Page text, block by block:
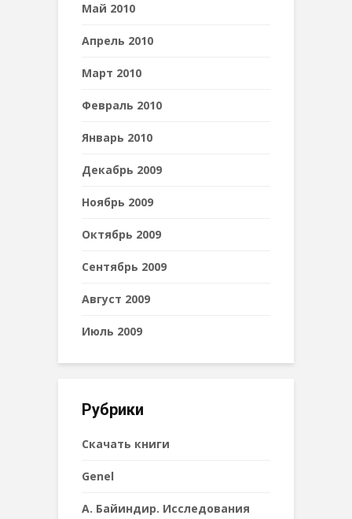
Май 2010
Апрель 2010
Март 2010
Февраль 2010
Январь 2010
Декабрь 2009
Ноябрь 2009
Октябрь 2009
Сентябрь 2009
Август 2009
Июль 2009
Рубрики
Cкачать книги
Genel
А. Байиндир. Исследования